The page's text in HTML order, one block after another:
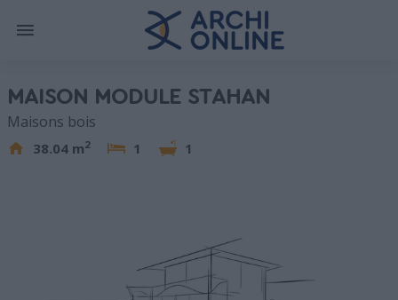
MAISON MODULE STAHAN
Maisons bois
38.04 m2 1 1